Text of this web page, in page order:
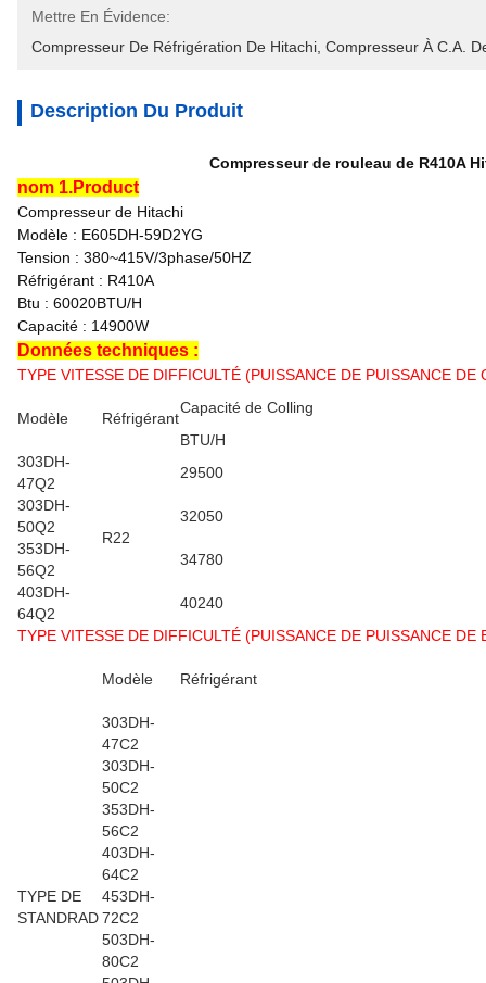
Mettre En Évidence:
Compresseur De Réfrigération De Hitachi Compresseur À C.A.
Description Du Produit
Compresseur de rouleau de R410A
nom 1.Product
Compresseur de Hitachi
Modèle : E605DH-59D2YG
Tension : 380~415V/3phase/50HZ
Réfrigérant : R410A
Btu : 60020BTU/H
Capacité : 14900W
Données techniques :
TYPE VITESSE DE DIFFICULTÉ (PUISSANCE DE PUISSANCE DE
Modèle Réfrigérant
Capacité de Colling
BTU/H
303DH-
47Q2
R22
29500
303DH-
50Q2
32050
353DH-
56Q2
34780
403DH-
64Q2
40240
TYPE VITESSE DE DIFFICULTÉ (PUISSANCE DE PUISSANCE DE
Modèle Réfrigérant
TYPE DE
STANDRAD
303DH-
47C2
303DH-
50C2
353DH-
56C2
403DH-
64C2
453DH-
72C2
503DH-
80C2